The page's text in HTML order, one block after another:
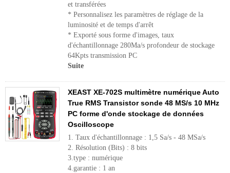
et transférées
* Personnalisez les paramètres de réglage de la
luminosité et de temps d'arrêt
* Exporté sous forme d'images, taux
d'échantillonnage 280Ma/s profondeur de stockage
64Kpts transmission PC
Suite
XEAST XE-702S multimètre numérique Auto
True RMS Transistor sonde 48 MS/s 10 MHz
PC forme d'onde stockage de données
Oscilloscope
1. Taux d'échantillonnage : 1,5 Sa/s - 48 MSa/s
2. Résolution (Bits) : 8 bits
3.type : numérique
4.garantie : 1 an